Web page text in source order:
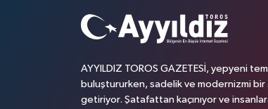
AYYILDIZ TOROS GAZETESİ, yepyeni
buluştururken, sadelik ve modernizmi bir
getiriyor. Şatafattan kaçınıyor ve